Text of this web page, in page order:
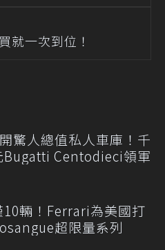
就一次到位！
驚人總值私人車庫！千
Bugatti Centodieci領軍
10輛！Ferrari為美國打
超限量系列